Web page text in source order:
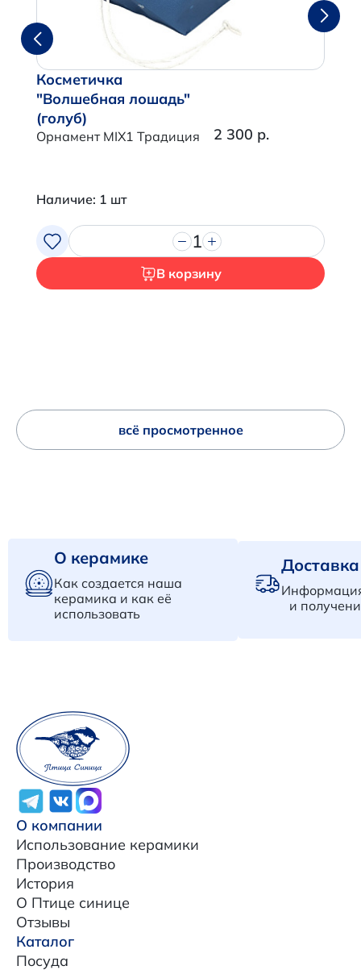
Косметичка
"Волшебная лошадь"
(голуб)
Орнамент MIX1 Традиция 2 300 р.
Наличие: 1 шт
1
В корзину
всё просмотренное
О керамике
Как создается наша
керамика и как её
использовать
и
О компании
Использование керамики
Производство
История
О Птице синице
Отзывы
Каталог
Посуда